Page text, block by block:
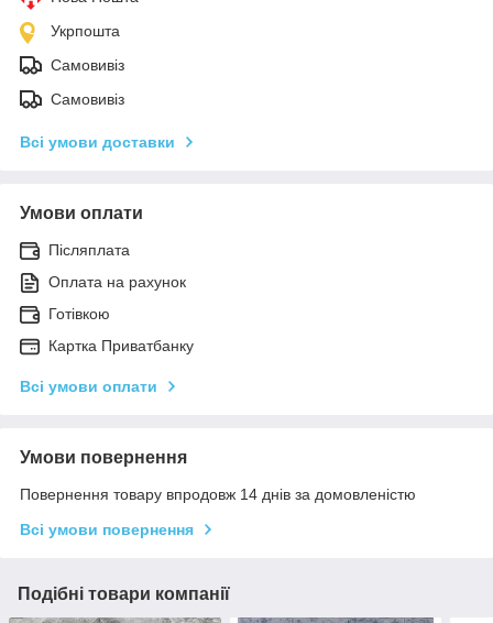
Укрпошта
Самовивіз
Самовивіз
Всі умови доставки
Умови оплати
Післяплата
Оплата на рахунок
Готівкою
Картка Приватбанку
Всі умови оплати
Умови повернення
Повернення товару впродовж 14 днів за домовленістю
Всі умови повернення
Подібні товари компанії